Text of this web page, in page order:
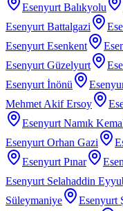
Esenyurt Balıkyolu
Esenyurt Battalgazi
Esenyurt Esenkent
Esenyurt Güzelyurt
Esenyurt İnönü
Mehmet Akif Ersoy
Esenyurt Namık
Esenyurt Orhan Gazi
Esenyurt Pınar
Esenyurt Selahaddin
Süleymaniye
Esenyurt